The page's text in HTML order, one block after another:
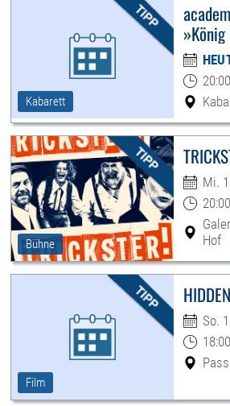
Kabarett
Bühne
Mi.
Hof
Film
So.